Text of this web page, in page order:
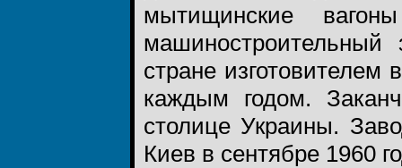
мытищинские
стране изготовителем
каждым годом.
столице Украины.
Киев в сентябре 1960